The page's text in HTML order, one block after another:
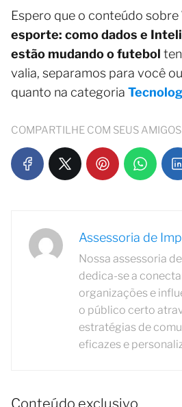
Espero que o conteúdo sobre
esporte: como dados e
estão mudando o futebol
valia, separamos para você
quanto na categoria
COMPARTILHE COM SEUS AMIGOS
Assessoria de
Nossa assessoria
dedica-se a
organizações e
o público certo
estratégias de
eficazes e
Conteúdo exclusivo